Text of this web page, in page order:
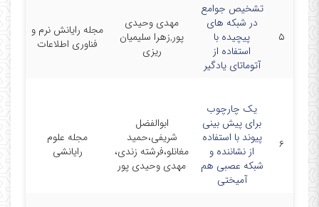
۵
تشخیص جوامع
در شبکه های
پیچیده با
استفاده از
آتوماتای یادگیر
مهدی وحیدی
پور,زهرا سلیمیان
ریزی
مجله رایانش نرم و
فناوری اطلاعات
۶
یک چارچوب
برای پیش بینی
پیوند با استفاده
از نشاننده و
شبکه عصبی هم
آمیختی
ابوالفضل
شریفی،حمید
مغانلو،فرشته زندی،
مهدی وحیدی پور
مجله علوم
رایانشی